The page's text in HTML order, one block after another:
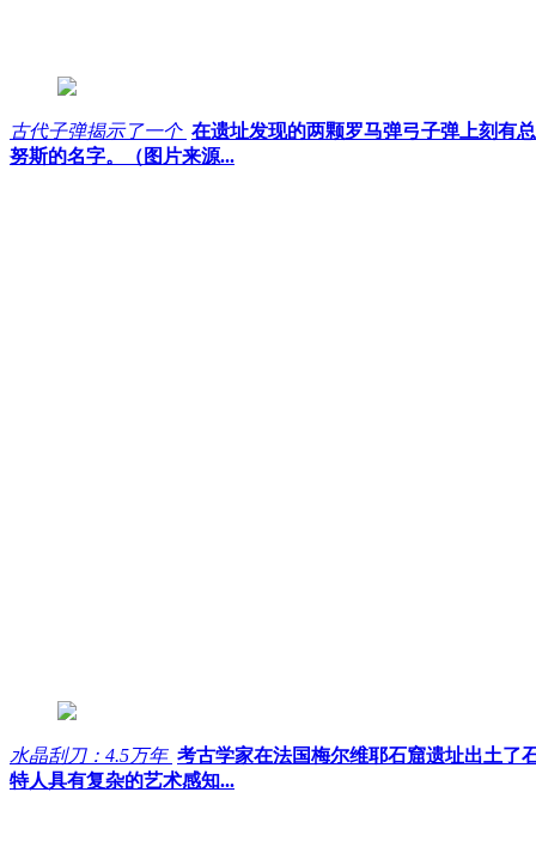
古代子弹揭示了一个 在遗址发现的两颗罗马弹弓子弹上刻有
努斯的名字。（图片来源...
水晶刮刀：4.5万年 考古学家在法国梅尔维耶石窟遗址出土了
特人具有复杂的艺术感知...